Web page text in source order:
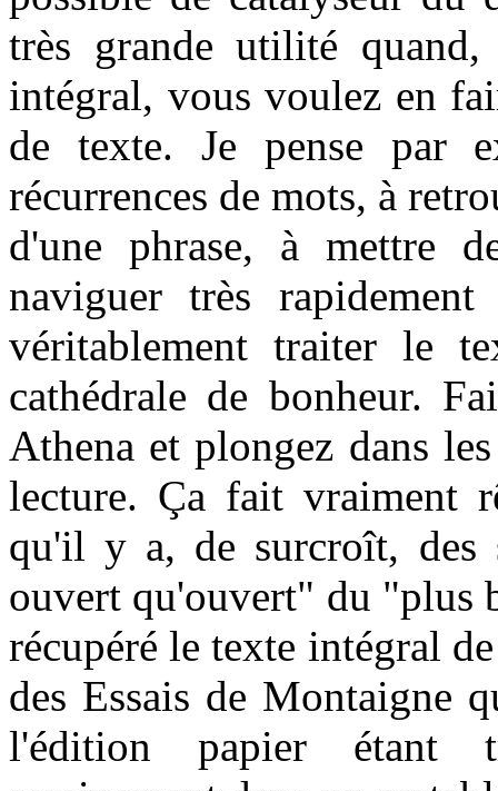
très grande utilité
intégral, vous voulez en
de texte. Je pense par
récurrences de mots, à
d'une phrase, à mettre
naviguer très
véritablement traiter le
cathédrale de bonheur.
Athena et plongez dans
lecture. Ça fait vraiment
qu'il y a, de surcroît, des
ouvert qu'ouvert" du "plus
récupéré le texte intégral
des Essais de Montaigne
l'édition papier étant